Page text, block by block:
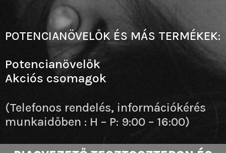
POTENCIANÖVELŐK ÉS MÁS TERMÉKEK:
Potencianövelők
Akciós csomagok
(Telefonos rendelés, információkérés
munkaidőben : H – P: 9:00 – 16:00)